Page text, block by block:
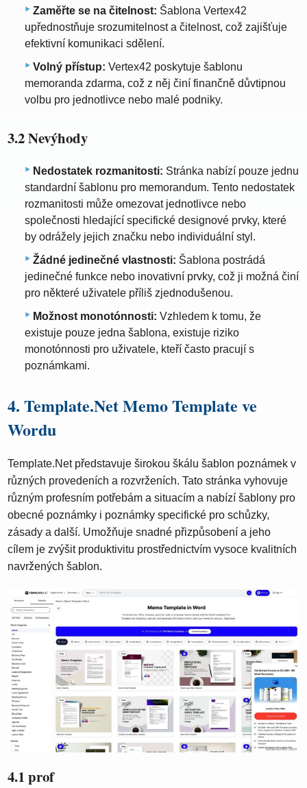
Zaměřte se na čitelnost: Šablona Vertex42
upřednostňuje srozumitelnost a čitelnost, což zajišťuje
efektivní komunikaci sdělení.
Volný přístup: Vertex42 poskytuje šablonu
memoranda zdarma, což z něj činí finančně důvtipnou
volbu pro jednotlivce nebo malé podniky.
3.2 Nevýhody
Nedostatek rozmanitosti: Stránka nabízí pouze jednu
standardní šablonu pro memorandum. Tento nedostatek
rozmanitosti může omezovat jednotlivce nebo
společnosti hledající specifické designové prvky, které
by odrážely jejich značku nebo individuální styl.
Žádné jedinečné vlastnosti: Šablona postrádá
jedinečné funkce nebo inovativní prvky, což ji možná činí
pro některé uživatele příliš zjednodušenou.
Možnost monotónnosti: Vzhledem k tomu, že
existuje pouze jedna šablona, ​​existuje riziko
monotónnosti pro uživatele, kteří často pracují s
poznámkami.
4. Template.Net Memo Template ve
Wordu
Template.Net představuje širokou škálu šablon poznámek v
různých provedeních a rozvrženích. Tato stránka vyhovuje
různým profesním potřebám a situacím a nabízí šablony pro
obecné poznámky i poznámky specifické pro schůzky,
zásady a další. Umožňuje snadné přizpůsobení a jeho
cílem je zvýšit produktivitu prostřednictvím vysoce kvalitních
navržených šablon.
4.1 prof